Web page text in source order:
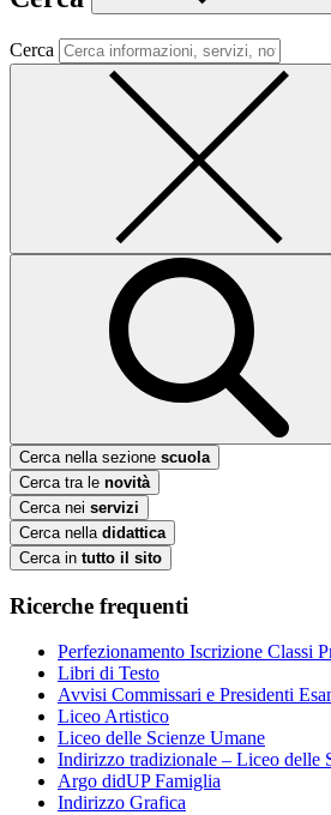
Cerca
Cerca nella sezione scuola
Cerca tra le novità
Cerca nei servizi
Cerca nella didattica
Cerca in tutto il sito
Ricerche frequenti
Perfezionamento Iscrizione Classi
Libri di Testo
Avvisi Commissari e Presidenti
Liceo Artistico
Liceo delle Scienze Umane
Indirizzo tradizionale – Liceo delle
Argo didUP Famiglia
Indirizzo Grafica